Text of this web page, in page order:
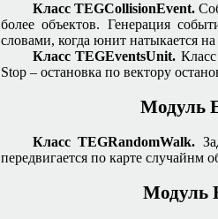
Класс TEGCollisionEvent.
более объектов. Генерация
словами, когда юнит натыкается на
Класс TEGEventsUnit.
Stop – остановка по вектору
Модуль
Класс TEGRandomWalk.
передвигается по карте случайнм
Модуль